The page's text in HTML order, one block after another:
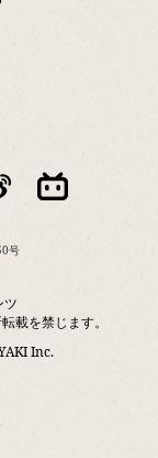
号
ツ
載を禁じます。
Inc.